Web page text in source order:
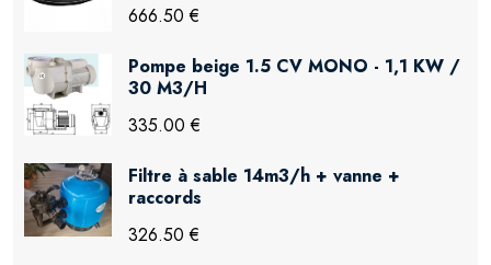
666.50 €
Pompe beige 1.5 CV MONO - 1,1 KW /
30 M3/H
335.00 €
Filtre à sable 14m3/h + vanne +
raccords
326.50 €